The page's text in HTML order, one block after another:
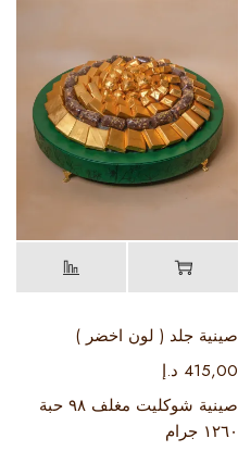
صينية جلد ( لون اخضر )
415,00 د.إ
صينية شوكليت مغلف ٩٨ حبة
١٢٦٠ جرام